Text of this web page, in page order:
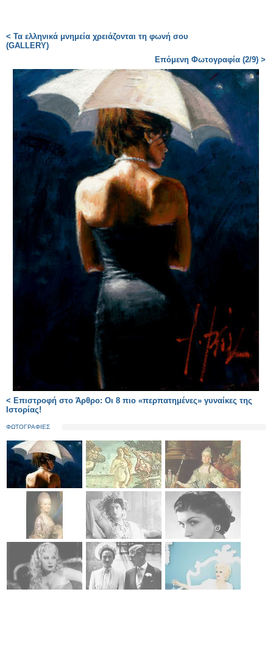
< Τα ελληνικά μνημεία χρειάζονται τη φωνή σου
(GALLERY)
Επόμενη Φωτογραφία (2/9) >
< Επιστροφή στο Άρθρο: Οι 8 πιο «περπατημένες» γυναίκες της
Ιστορίας!
ΦΩΤΟΓΡΑΦΙΕΣ